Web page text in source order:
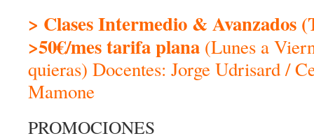
> Clases Intermedio & Avanzados
>50€/mestarifa plana (Lunes a
quieras) Docentes: Jorge Udrisard /
Mamone
PROMOCIONES